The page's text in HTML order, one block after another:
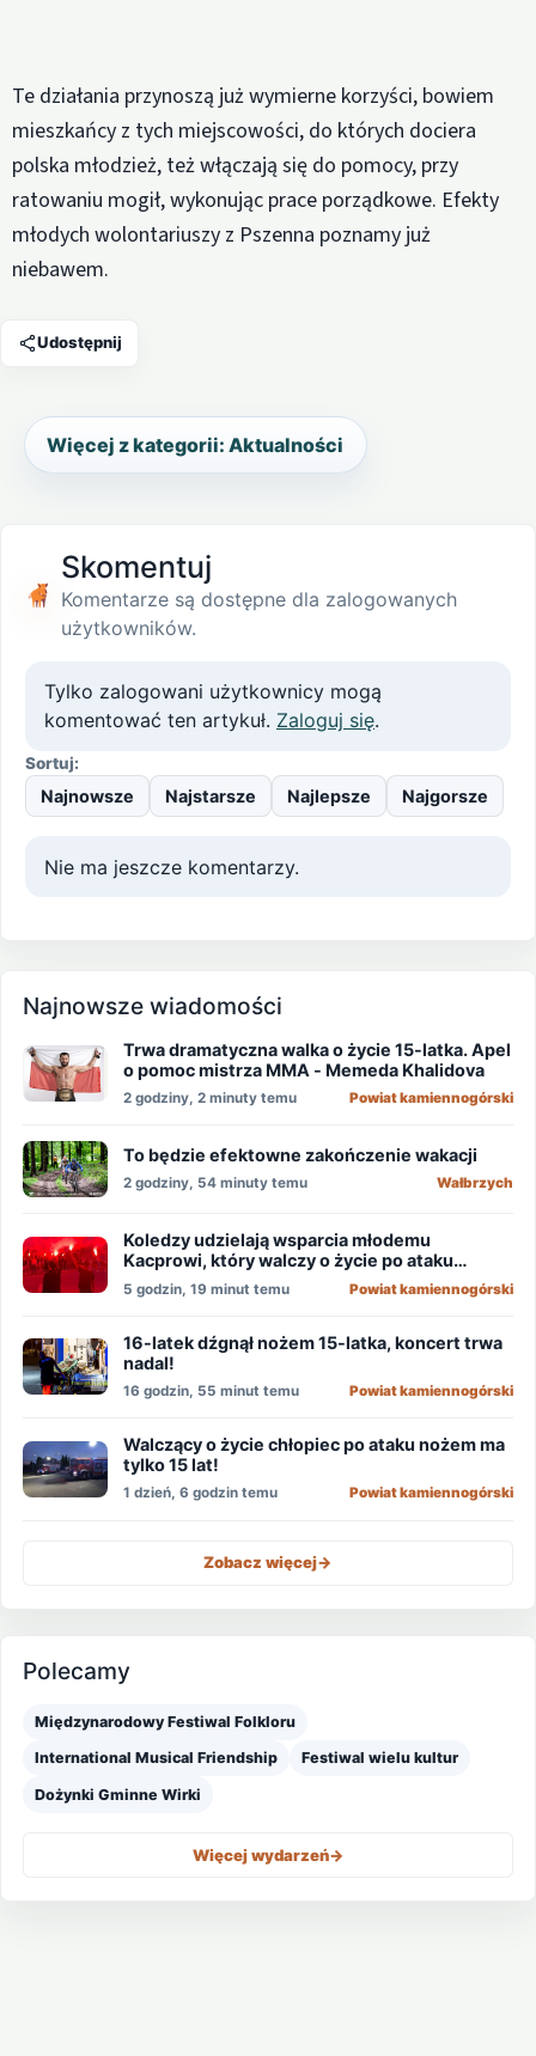
Te działania przynoszą już wymierne korzyści, bowiem
mieszkańcy z tych miejscowości, do których dociera
polska młodzież, też włączają się do pomocy, przy
ratowaniu mogił, wykonując prace porządkowe. Efekty
młodych wolontariuszy z Pszenna poznamy już
niebawem.
Udostępnij
Więcej z kategorii: Aktualności
Skomentuj
Komentarze są dostępne dla zalogowanych
użytkowników.
Tylko zalogowani użytkownicy mogą
komentować ten artykuł. Zaloguj się.
Sortuj:
Najnowsze Najstarsze Najlepsze Najgorsze
Nie ma jeszcze komentarzy.
Najnowsze wiadomości
Trwa dramatyczna walka o życie 15-latka. Apel
o pomoc mistrza MMA - Memeda Khalidova
2 godziny, 2 minuty temu Powiat kamiennogórski
To będzie efektowne zakończenie wakacji
2 godziny, 54 minuty temu Wałbrzych
Koledzy udzielają wsparcia młodemu
Kacprowi, który walczy o życie po ataku
nożownika!
5 godzin, 19 minut temu Powiat kamiennogórski
16-latek dźgnął nożem 15-latka, koncert trwa
nadal!
16 godzin, 55 minut temu Powiat kamiennogórski
Walczący o życie chłopiec po ataku nożem ma
tylko 15 lat!
1 dzień, 6 godzin temu Powiat kamiennogórski
Zobacz więcej->
Polecamy
Międzynarodowy Festiwal Folkloru
International Musical Friendship Festiwal wielu kultur
Dożynki Gminne Wirki
Więcej wydarzeń->